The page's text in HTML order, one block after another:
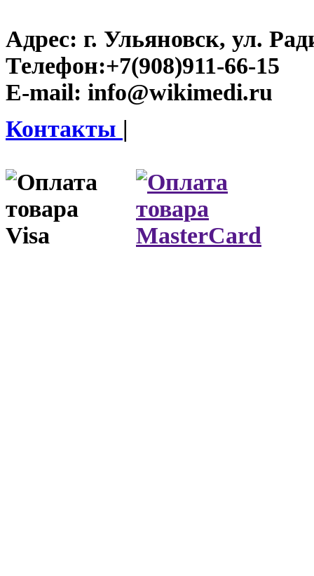
Адрес: г. Ульяновск, ул.
Телефон:+7(908)911-66-15
E-mail: info@wikimedi.ru
Контакты |